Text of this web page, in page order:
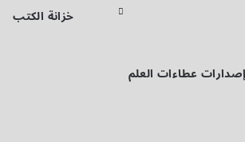
إصدارات عطاءات العلم
خزانة الكتب